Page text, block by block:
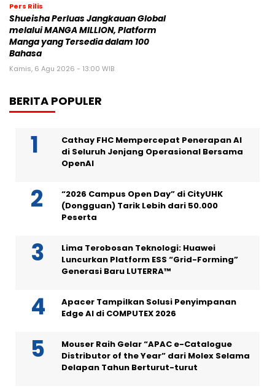
Pers Rilis
Shueisha Perluas Jangkauan Global
melalui MANGA MILLION, Platform
Manga yang Tersedia dalam 100
Bahasa
Kamis, 6 Agu 2026 - 13:00 WIB
BERITA POPULER
Cathay FHC Mempercepat Penerapan AI
di Seluruh Jenjang Operasional Bersama
OpenAI
“2026 Campus Open Day” di CityUHK
(Dongguan) Tarik Lebih dari 50.000
Peserta
Lima Terobosan Teknologi: Huawei
Luncurkan Platform ESS “Grid-Forming”
Generasi Baru LUTERRA™
Apacer Tampilkan Solusi Penyimpanan
Edge AI di COMPUTEX 2026
Mouser Raih Gelar “APAC e-Catalogue
Distributor of the Year” dari Molex Selama
Delapan Tahun Berturut-turut